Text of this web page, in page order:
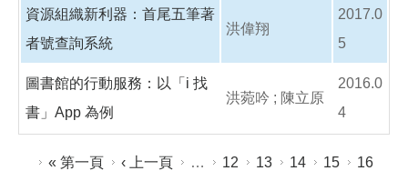
資源組織新利器：首尾五筆著
者號查詢系統
洪偉翔
2017.0
5
圖書館的行動服務：以「i 找
書」App 為例
洪菀吟 ; 陳立原
2016.0
4
頁面« 第一頁 ‹ 上一頁 … 12 13 14 15
16